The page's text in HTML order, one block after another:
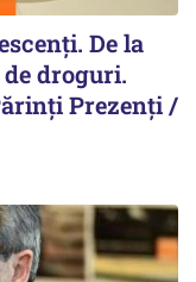
De la
droguri.
Prezenți /